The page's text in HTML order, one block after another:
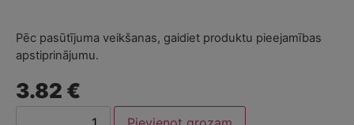
Pēc pasūtījuma veikšanas, gaidiet produktu pieejamības
apstiprinājumu.
3.82 €